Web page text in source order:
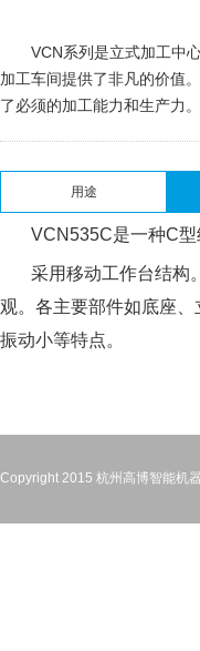
VCN系列是立式加工中
加工车间提供了非凡的价值
了必须的加工能力和生产力。
用途
VCN535C是一种C型
采用移动工作台结构
观。 各主要部件如底座、
振动小等特点。
Copyright 2015 杭州高博智能机